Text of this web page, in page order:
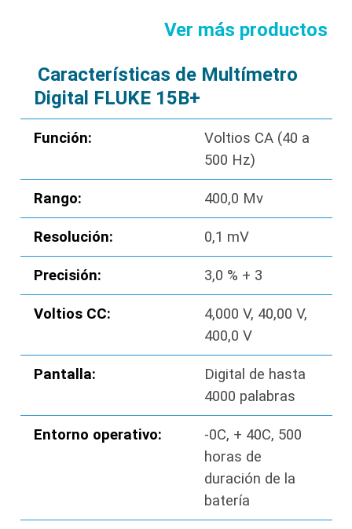
Ver más productos
Características de Multímetro
Digital FLUKE 15B+
Función:
Voltios CA (40 a
500 Hz)
Rango: 400,0 Mv
Resolución: 0,1 mV
Precisión: 3,0 % + 3
Voltios CC:
4,000 V, 40,00 V,
400,0 V
Pantalla:
Digital de hasta
4000 palabras
Entorno operativo:
-0C, + 40C, 500
horas de
duración de la
batería